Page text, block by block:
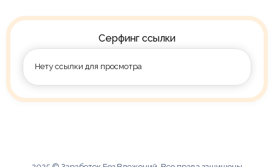
Серфинг ссылки
Нету ссылки для просмотра